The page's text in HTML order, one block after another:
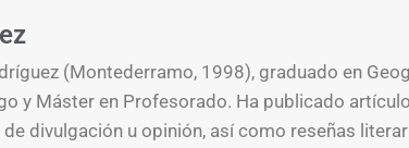
(Montederramo, 1998), graduado en
y Máster en Profesorado. Ha publicado
de divulgación u opinión, así como reseñas